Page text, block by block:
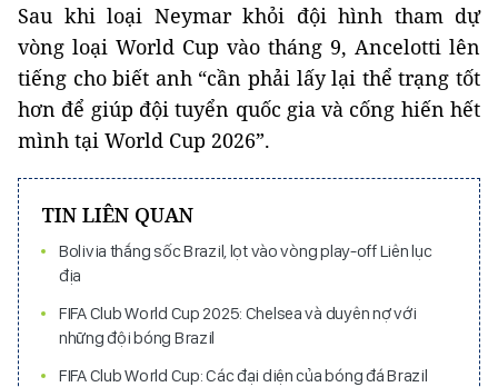
Sau khi loại Neymar khỏi đội hình tham dự
vòng loại World Cup vào tháng 9, Ancelotti lên
tiếng cho biết anh “cần phải lấy lại thể trạng tốt
hơn để giúp đội tuyển quốc gia và cống hiến hết
mình tại World Cup 2026”.
TIN LIÊN QUAN
Bolivia thắng sốc Brazil, lọt vào vòng play-off Liên lục
địa
FIFA Club World Cup 2025: Chelsea và duyên nợ với
những đội bóng Brazil
FIFA Club World Cup: Các đại diện của bóng đá Brazil